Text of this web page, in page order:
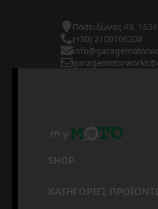
Ποσειδώνος 43,
(+30) 2100106208
SHOP
ΚΑΤΗΓΟΡΙΕΣ